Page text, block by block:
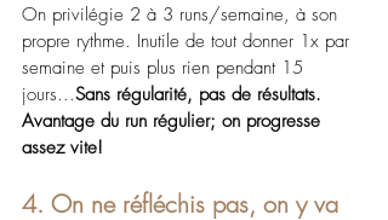
On privilégie 2 à 3 runs/semaine, à son
propre rythme. Inutile de tout donner 1x par
semaine et puis plus rien pendant 15
jours...Sans régularité, pas de résultats.
Avantage du run régulier; on progresse
assez vite!
4. On ne réfléchis pas, on y va